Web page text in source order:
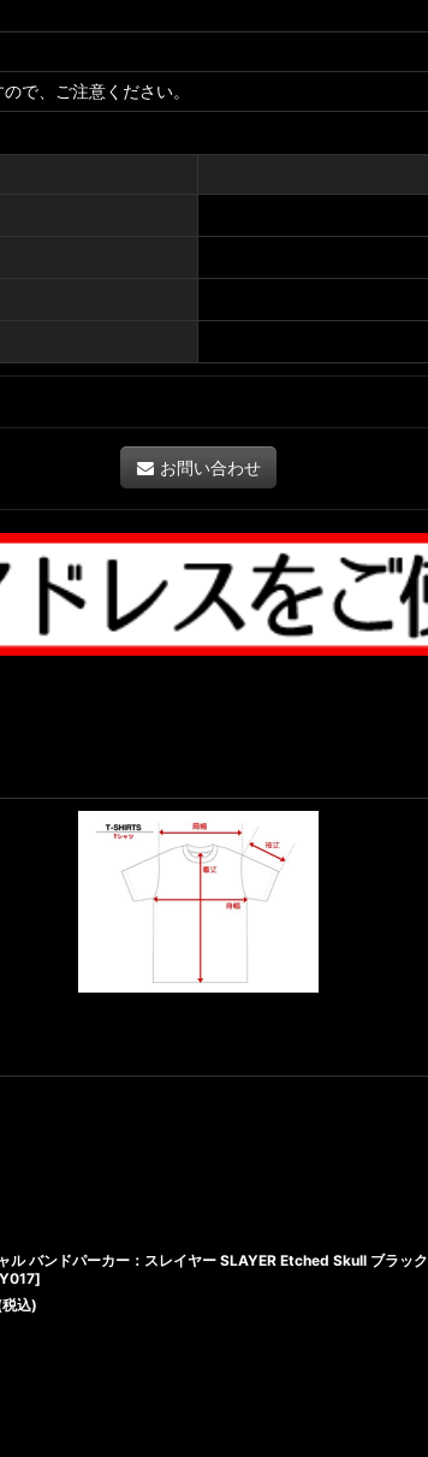
で、ご注意ください。
お問い合わせ
ル バンドパーカー：スレイヤー SLAYER Etched Skull ブラック
]
込)